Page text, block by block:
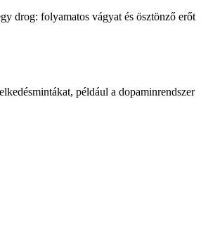
drog: folyamatos vágyat és ösztönző erőt
például a dopaminrendszer